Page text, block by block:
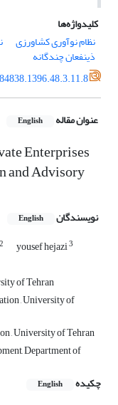
کلیدواژه‌ها
نظام نوآوری کشاورزی
ذینفعان چندگانه
عنوان مقاله English
Enterprises
and Advisory
نویسندگان English
2 yousef hejazi3
of Tehran
, University of
, University of Tehran
Department of
چکیده
English